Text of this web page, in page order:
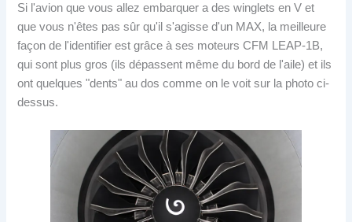
Si l'avion que vous allez embarquer a des winglets en V et
que vous n'êtes pas sûr qu'il s'agisse d'un MAX, la meilleure
façon de l'identifier est grâce à ses moteurs CFM LEAP-1B,
qui sont plus gros (ils dépassent même du bord de l'aile) et ils
ont quelques "dents" au dos comme on le voit sur la photo ci-
dessus.